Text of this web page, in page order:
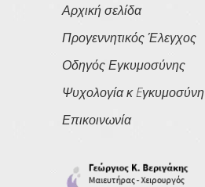
Αρχική σελίδα
Προγεννητικός Έλεγχος
Οδηγός Εγκυμοσύνης
Ψυχολογία κ Eγκυμοσύνη
Επικοινωνία